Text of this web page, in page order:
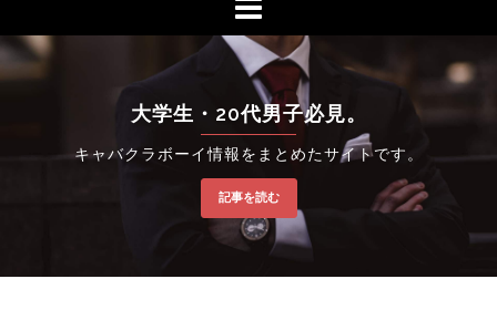
ス
大学生・20代男子必見。
キャバクラボーイ情報をまとめたサイトです。
記事を読む